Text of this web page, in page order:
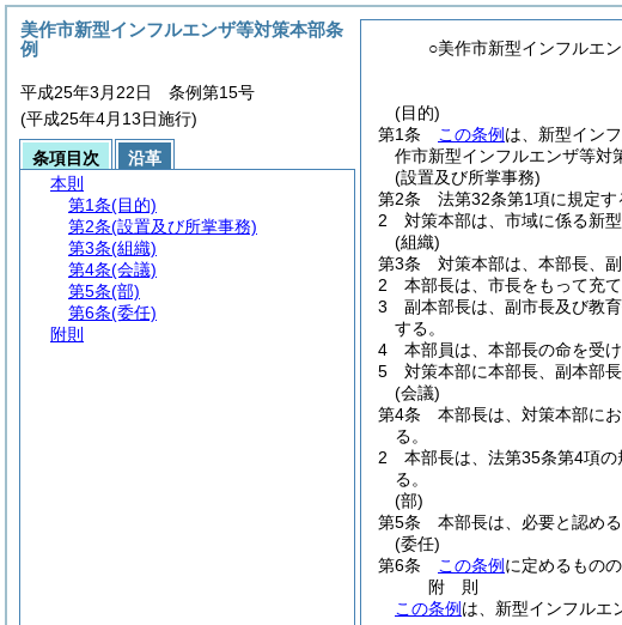
○美作市新型インフルエ
(目的)
第1条
この条例 は、新型イン
作市新型インフルエンザ等対
(設置及び所掌事務)
第2条
法第32条第1項に規定す
2
対策本部は、市域に係る新
(組織)
第3条
対策本部は、本部長、
2
本部長は、市長をもって充
3
副本部長は、副市長及び教
する。
4
本部員は、本部長の命を受
5
対策本部に本部長、副本部
(会議)
第4条
本部長は、対策本部に
る。
2
本部長は、法第35条第4項
る。
(部)
第5条
本部長は、必要と認め
(委任)
第6条
この条例 に定めるものの
附 則
この条例 は、新型インフルエ
美作市新型インフルエンザ等対策本部条
例
平成25年3月22日 条例第15号
(平成25年4月13日施行)
条項目次
沿革
本則
第1条(目的)
第2条(設置及び所掌事務)
第3条(組織)
第4条(会議)
第5条(部)
第6条(委任)
附則